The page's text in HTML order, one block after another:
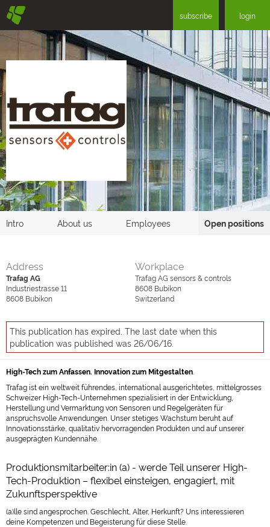
§ subscribe login
Intro About us Employees Open positions
Address
Trafag AG
Industriestrasse 11
8608 Bubikon
Workplace
Trafag AG sensors & controls
8608 Bubikon
Switzerland
This publication has expired. The last date when this
publication was published was 26/06/16.
High-Tech zum Anfassen. Innovation zum Mitgestalten
Trafag ist ein weltweit führendes, international ausgerichtetes, mittelgrosses
Schweizer High-Tech-Unternehmen spezialisiert in der Entwicklung,
Herstellung und Vermarktung von Sensoren und Regelgeräten für
anspruchsvolle Anwendungen. Unser stetiges Wachstum beruht auf
Innovationsstärke, qualitativ hervorragenden Produkten und auf unserer
ausgeprägten Kundennähe.
Produktionsmitarbeiter:in (a) - werde Teil unserer High-
Tech-Produktion – flexibel einsteigen, engagiert, mit
Zukunftsperspektive
(a)lle sind angesprochen. Geschlecht, Alter, Herkunft? Uns interessieren
deine Kompetenzen und Begeisterung für diese Stelle.